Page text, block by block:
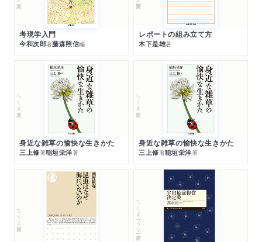
考現学入門
今和次郎著藤森照信編
レポートの組み立て方
木下是雄著
ちくま文庫
身近な雑草の愉快な生きかた
三上修著稲垣栄洋著
ちくま文庫
身近な雑草の愉快な生きかた
三上修著稲垣栄洋著
ちくま新書 ちくまプリマー新書